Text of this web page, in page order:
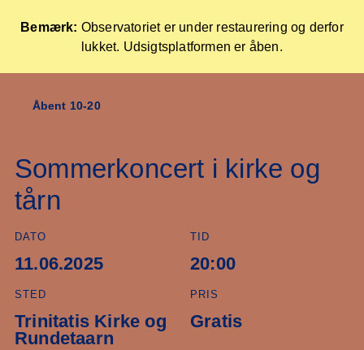
Bemærk: Observatoriet er under restaurering og derfor
lukket. Udsigtsplatformen er åben.
Skip
Åbent 10-20
Sommerkoncert i kirke og
tårn
DATO
11.06.2025
TID
20:00
STED
Trinitatis Kirke og
Rundetaarn
PRIS
Gratis